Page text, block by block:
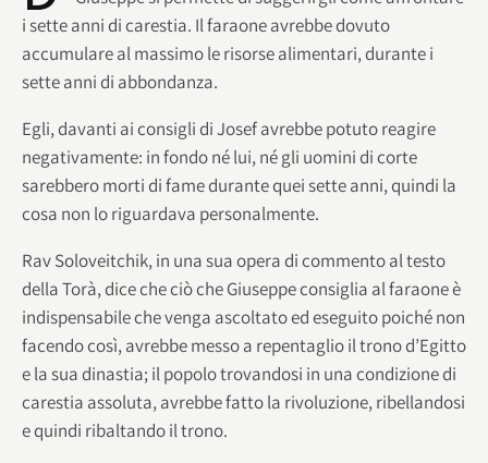
i sette anni di carestia. Il faraone avrebbe dovuto
accumulare al massimo le risorse alimentari, durante i
sette anni di abbondanza.
Egli, davanti ai consigli di Josef avrebbe potuto reagire
negativamente: in fondo né lui, né gli uomini di corte
sarebbero morti di fame durante quei sette anni, quindi la
cosa non lo riguardava personalmente.
Rav Soloveitchik, in una sua opera di commento al testo
della Torà, dice che ciò che Giuseppe consiglia al faraone è
indispensabile che venga ascoltato ed eseguito poiché non
facendo così, avrebbe messo a repentaglio il trono d’Egitto
e la sua dinastia; il popolo trovandosi in una condizione di
carestia assoluta, avrebbe fatto la rivoluzione, ribellandosi
e quindi ribaltando il trono.